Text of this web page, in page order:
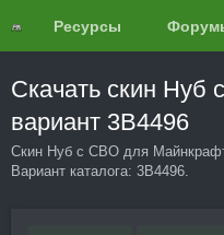
Ресурсы
Скачать скин
вариант 3B4496
Скин Нуб с СВО для
Вариант каталога: 3B4496.